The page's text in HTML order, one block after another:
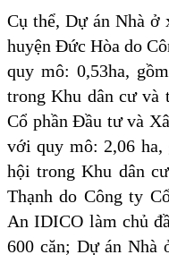
Cụ thể, Dự án Nhà ở
huyện Đức Hòa do
quy mô: 0,53ha,
trong Khu dân cư
Cổ phần Đầu tư và
với quy mô: 2,06 ha,
hội trong Khu dân
Thạnh do Công ty
An IDICO làm chủ
600 căn; Dự án